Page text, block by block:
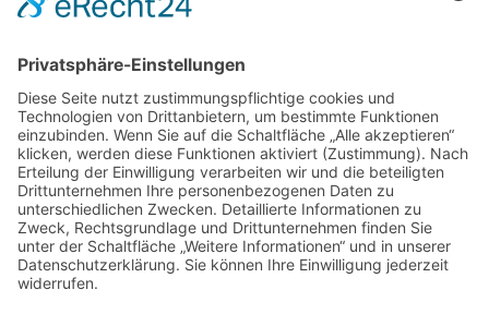
Traditionell erste FVD-Weihnachtsfeier auf Bude
Hilpoltstein
Kalender anzeigen
Neueste Beiträge
Island 7. August 2026
Erwanderung Simon 27. Juli 2026
Erwanderung Anton